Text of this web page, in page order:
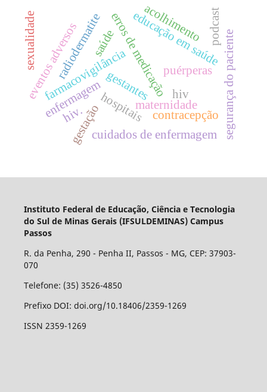
gestantes puérperas
maternidade
erros de medicação
hospitais
farmacovigilância
eventos adversos segurança do paciente
educação em saúde
enfermagem hiv
gestaçãocuidados de enfermagem
acolhimento
hiv. contracepção
saúde podcast
sexualidade radiodermatite
Instituto Federal de Educação, Ciência e Tecnologia
do Sul de Minas Gerais (IFSULDEMINAS) Campus
Passos
R. da Penha, 290 - Penha II, Passos - MG, CEP: 37903-
070
Telefone: (35) 3526-4850
Prefixo DOI: doi.org/10.18406/2359-1269
ISSN 2359-1269